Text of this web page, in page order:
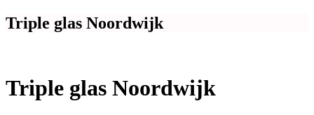
Triple glas Noordwijk
Triple glas Noordwijk